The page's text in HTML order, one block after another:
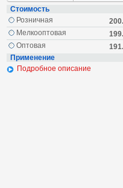
Стоимость
Розничная
Мелкооптовая
Оптовая
Применение
Подробное описание